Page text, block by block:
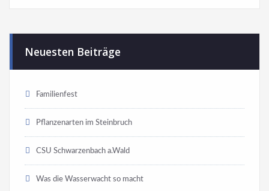
Neuesten Beiträge
Familienfest
Pflanzenarten im Steinbruch
CSU Schwarzenbach a.Wald
Was die Wasserwacht so macht